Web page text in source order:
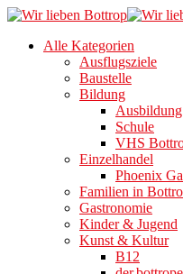
Alle Kategorien
Ausflugsziele
Baustelle
Bildung
Ausbildung
Schule
VHS
Einzelhandel
Phoenix
Familien in
Gastronomie
Kinder & Jugend
Kunst & Kultur
B12